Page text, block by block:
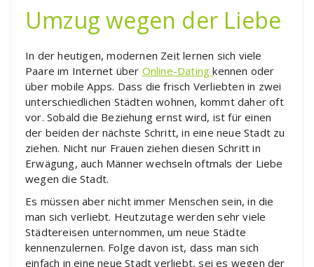
Umzug wegen der Liebe
In der heutigen, modernen Zeit lernen sich viele
Paare im Internet über Online-Datingkennen oder
über mobile Apps. Dass die frisch Verliebten in zwei
unterschiedlichen Städten wohnen, kommt daher oft
vor. Sobald die Beziehung ernst wird, ist für einen
der beiden der nächste Schritt, in eine neue Stadt zu
ziehen. Nicht nur Frauen ziehen diesen Schritt in
Erwägung, auch Männer wechseln oftmals der Liebe
wegen die Stadt.
Es müssen aber nicht immer Menschen sein, in die
man sich verliebt. Heutzutage werden sehr viele
Städtereisen unternommen, um neue Städte
kennenzulernen. Folge davon ist, dass man sich
einfach in eine neue Stadt verliebt, sei es wegen der